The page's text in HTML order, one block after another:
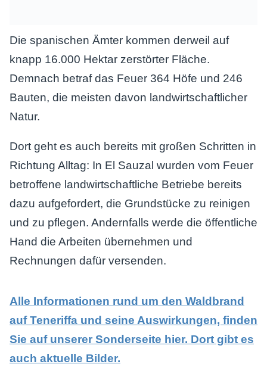
Die spanischen Ämter kommen derweil auf
knapp 16.000 Hektar zerstörter Fläche.
Demnach betraf das Feuer 364 Höfe und 246
Bauten, die meisten davon landwirtschaftlicher
Natur.
Dort geht es auch bereits mit großen Schritten in
Richtung Alltag: In El Sauzal wurden vom Feuer
betroffene landwirtschaftliche Betriebe bereits
dazu aufgefordert, die Grundstücke zu reinigen
und zu pflegen. Andernfalls werde die öffentliche
Hand die Arbeiten übernehmen und
Rechnungen dafür versenden.
Alle Informationen rund um den Waldbrand
auf Teneriffa und seine Auswirkungen, finden
Sie auf unserer Sonderseite hier. Dort gibt es
auch aktuelle Bilder.